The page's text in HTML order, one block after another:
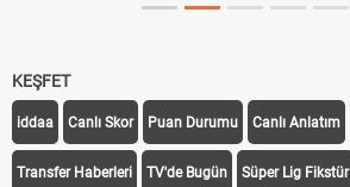
KEŞFET
iddaa Canlı Skor Puan Durumu Canlı Anlatım
Transfer Haberleri TV'de Bugün Süper Lig Fikstür